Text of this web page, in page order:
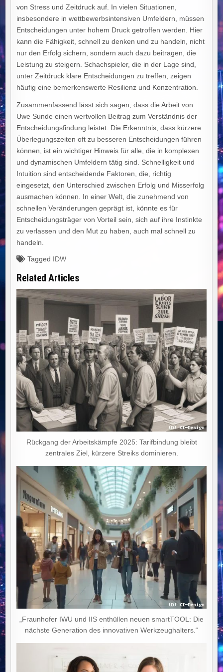
von Stress und Zeitdruck auf. In vielen Situationen,
insbesondere in wettbewerbsintensiven Umfeldern, müssen
Entscheidungen unter hohem Druck getroffen werden. Hier
kann die Fähigkeit, schnell zu denken und zu handeln, nicht
nur den Erfolg sichern, sondern auch dazu beitragen, die
Leistung zu steigern. Schachspieler, die in der Lage sind,
unter Zeitdruck klare Entscheidungen zu treffen, zeigen
häufig eine bemerkenswerte Resilienz und Konzentration.
Zusammenfassend lässt sich sagen, dass die Arbeit von
Uwe Sunde einen wertvollen Beitrag zum Verständnis der
Entscheidungsfindung leistet. Die Erkenntnis, dass kürzere
Überlegungszeiten oft zu besseren Entscheidungen führen
können, ist ein wichtiger Hinweis für alle, die in komplexen
und dynamischen Umfeldern tätig sind. Schnelligkeit und
Intuition sind entscheidende Faktoren, die, richtig
eingesetzt, den Unterschied zwischen Erfolg und Misserfolg
ausmachen können. In einer Welt, die zunehmend von
schnellen Veränderungen geprägt ist, könnte es für
Entscheidungsträger von Vorteil sein, sich auf ihre Instinkte
zu verlassen und den Mut zu haben, auch mal schnell zu
handeln.
Tagged IDW
Related Articles
Rückgang der Arbeitskämpfe 2025: Tarifbindung bleibt
zentrales Ziel, kürzere Streiks dominieren.
„Fraunhofer IWU und IIS enthüllen neuen smartTOOL: Die
nächste Generation des innovativen Werkzeughalters.“